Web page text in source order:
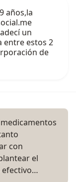
años,la
un
entre estos 2
de
con
el
efectivo…